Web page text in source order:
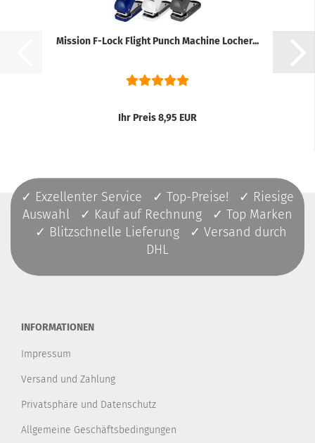
Mission F-Lock Flight Punch Machine Locher...
Ihr Preis 8,95 EUR
✓ Exzellenter Service ✓ Top-Preise! ✓ Riesige
Auswahl ✓ Kauf auf Rechnung ✓ Top Marken
✓ Blitzschnelle Lieferung ✓ Versand durch
DHL
INFORMATIONEN
Impressum
Versand und Zahlung
Privatsphäre und Datenschutz
Allgemeine Geschäftsbedingungen